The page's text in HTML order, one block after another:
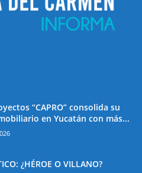
“CAPRO” consolida su
en Yucatán con más...
¿HÉROE O VILLANO?